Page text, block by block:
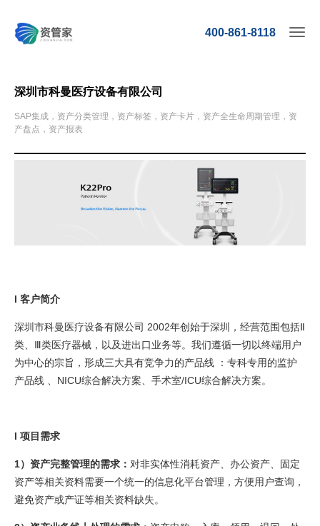
400-861-8118
深圳市科曼医疗设备有限公司
SAP集成，资产分类管理，资产标签，资产卡片，资产全生命周期管理，资
产盘点，资产报表
l 客户简介
深圳市科曼医疗设备有限公司 2002年创始于深圳，经营范围包括Ⅱ
类、Ⅲ类医疗器械，以及进出口业务等。我们遵循一切以终端用户
为中心的宗旨，形成三大具有竞争力的产品线 ：专科专用的监护
产品线 、NICU综合解决方案、手术室/ICU综合解决方案。
l 项目需求
1） 资产完整管理的需求： 对非实体性消耗资产、办公资产、固定
资产等相关资料需要一个统一的信息化平台管理，方便用户查询，
避免资产或产证等相关资料缺失。